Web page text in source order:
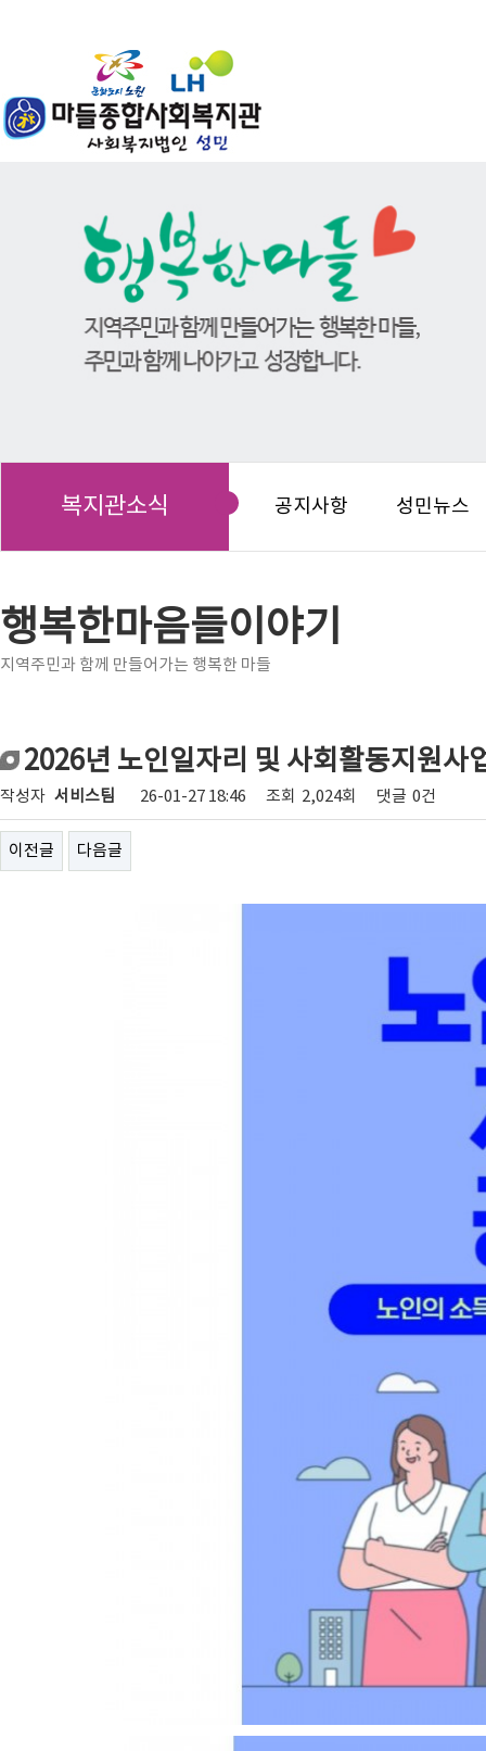
복지관소식 공지사항 성민뉴스
행복한마음들이야기
지역주민과 함께 만들어가는 행복한 마들
2026년 노인일자리 및 사회활동지원사
작성자 서비스팀 26-01-27 18:46 조회 2,024회 댓글 0건
이전글 다음글